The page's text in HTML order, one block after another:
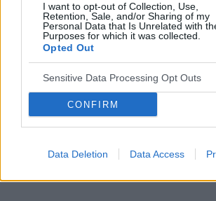
I want to opt-out of Collection, Use,
Retention, Sale, and/or Sharing of my
Personal Data that Is Unrelated with
Purposes for which it was collected.
Opted Out
Sensitive Data Processing Opt Outs
CONFIRM
Data Deletion Data Access
POWIĄZANE
dziecko zapłodnienie antykoncepcja